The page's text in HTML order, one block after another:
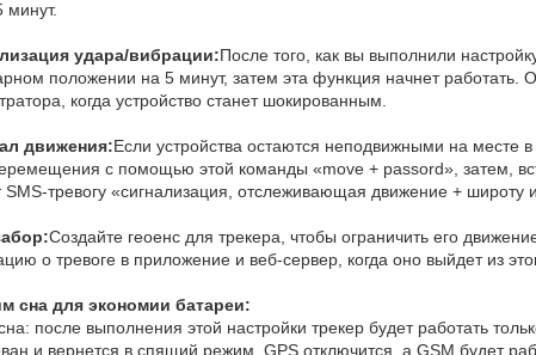
минут.
удара/вибрации:После того, как вы выполнили
положении на 5 минут, затем эта функция начнет работать.
когда устройство станет шокированным.
движения:Если устройства остаются неподвижными на месте
с помощью этой команды «move + passord», затем,
SMS-тревогу «сигнализация, отслеживающая движение + широту
Создайте геоенс для трекера, чтобы ограничить его
о тревоге в приложение и веб-сервер, когда оно выйдет из
сна для экономии батареи:
после выполнения этой настройки трекер будет работать
и вернется в спящий режим, GPS отключится, а GSM будет